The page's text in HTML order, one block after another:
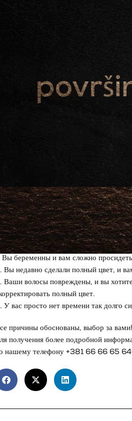
вы хотите ближе познакомиться с
поверхностное оттенивание
несколько причин, по которым
Вы беременны и вам сложно
Вы недавно сделали полный цвет, и
Ваши волосы повреждены, и вы
полный цвет.
У вас просто нет времени так долго
причины обоснованы, выбор за вами!
получения более подробной
нашему телефону +381 66 66 65